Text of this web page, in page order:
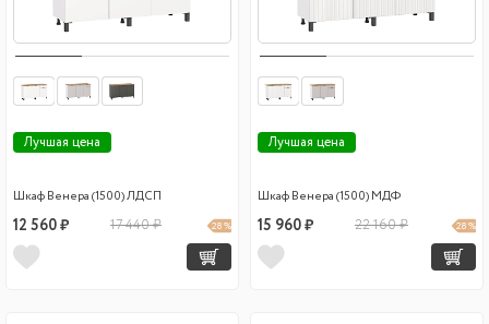
Лучшая цена
Шкаф Венера (1500) ЛДСП
12 560 ₽ 17 440 ₽ 28 %
Лучшая цена
Шкаф Венера (1500) МДФ
15 960 ₽ 22 160 ₽ 28 %